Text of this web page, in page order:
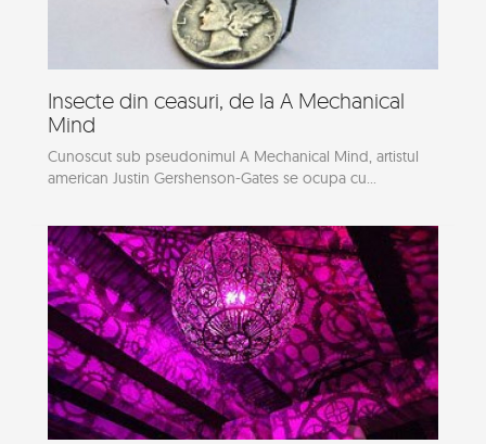
Insecte din ceasuri, de la A Mechanical
Mind
Cunoscut sub pseudonimul A Mechanical Mind, artistul
american Justin Gershenson-Gates se ocupa cu...